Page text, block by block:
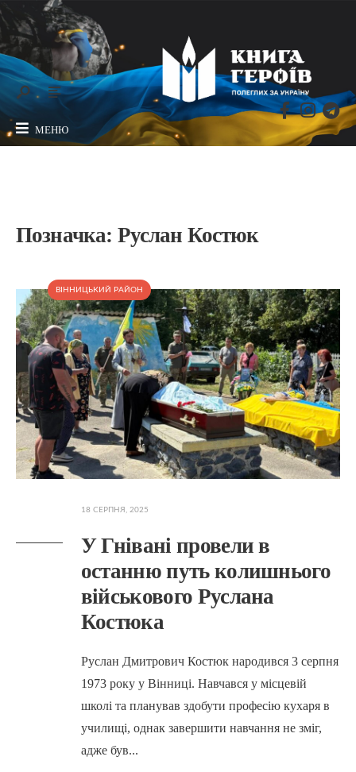
МЕНЮ
Позначка: Руслан Костюк
ВІННИЦЬКИЙ РАЙОН
18 СЕРПНЯ, 2025
У Гнівані провели в
останню путь колишнього
військового Руслана
Костюка
Руслан Дмитрович Костюк народився 3 серпня
1973 року у Вінниці. Навчався у місцевій
школі та планував здобути професію кухаря в
училищі, однак завершити навчання не зміг,
адже був...